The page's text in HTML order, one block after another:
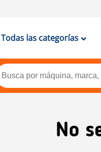
Todas las categorías
No